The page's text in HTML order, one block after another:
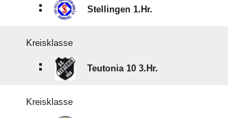
: Stellingen 1.Hr.
Kreisklasse
: Teutonia 10 3.Hr.
Kreisklasse